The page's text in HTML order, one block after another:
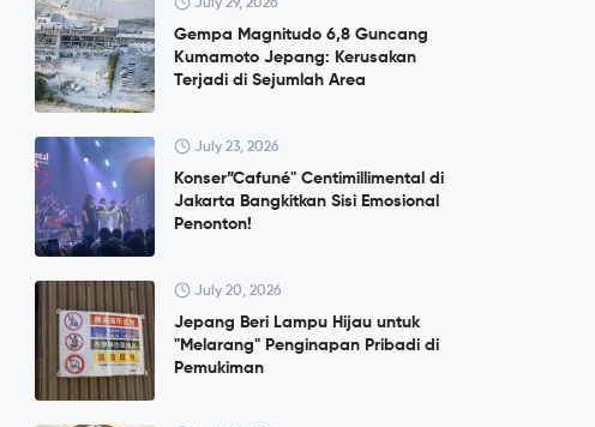
July 29, 2026
Gempa Magnitudo 6,8 Guncang
Kumamoto Jepang: Kerusakan
Terjadi di Sejumlah Area
July 23, 2026
Konser”Cafuné" Centimillimental di
Jakarta Bangkitkan Sisi Emosional
Penonton!
July 20, 2026
Jepang Beri Lampu Hijau untuk
"Melarang" Penginapan Pribadi di
Pemukiman